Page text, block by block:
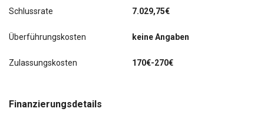
Schlussrate 7.029,75€
Überführungskosten keine Angaben
Zulassungskosten 170€-270€
Finanzierungsdetails